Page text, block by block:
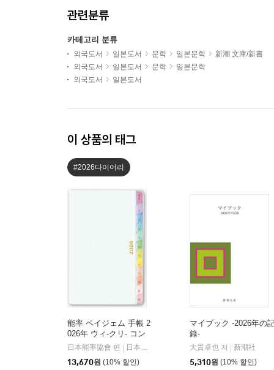
관련분류
카테고리 분류
외국도서 일본도서 문학 일본문학
新潮 文庫/新書
외국도서
일본도서 문학
일본문학
외국도서
일본도서
이 상품의 태그
#2026다이어리
能率 ペイジェム 手帳 2
026年 ウィ-クリ- コン
パクト メモ ライトブ
ル- 2201 (2025年 12月
始まり)
日本能率協會 편
日本能率協會
13,670원 (10% 할인)
マイブック -2026年の
錄-
大貫卓也 저
新潮社
5,310원 (10% 할인)